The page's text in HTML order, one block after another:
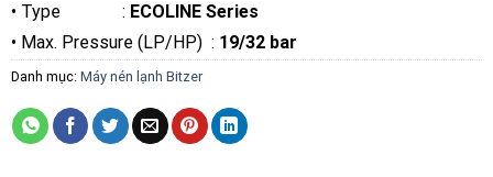
• Type : ECOLINE Series
• Max. Pressure (LP/HP) : 19/32 bar
Danh mục: Máy nén lạnh Bitzer